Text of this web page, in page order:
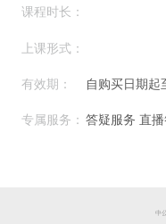
课程时长：
上课形式：
有效期： 自购买日期起
专属服务： 答疑服务 直
中